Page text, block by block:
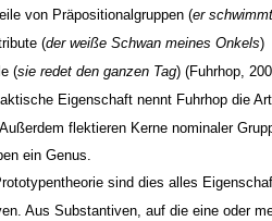
von Präpositionalgruppen (er
(der weiße Schwan meines Onkels)
(sie redet den ganzen Tag) (Fuhrhop,
Eigenschaft nennt Fuhrhop die
flektieren Kerne nominaler
ein Genus.
sind dies alles
Aus Substantiven, auf die eine oder